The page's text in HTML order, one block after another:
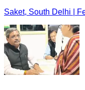
Saket, South Delhi |